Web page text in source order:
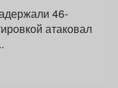
46-
атаковал